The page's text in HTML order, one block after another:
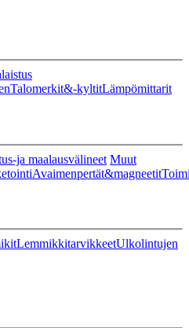
Talomerkit&-kyltitLämpömittarit
ja maalausvälineet Muut
Avaimenpertät&magneetit
LemmikkitarvikkeetUlkolintujen